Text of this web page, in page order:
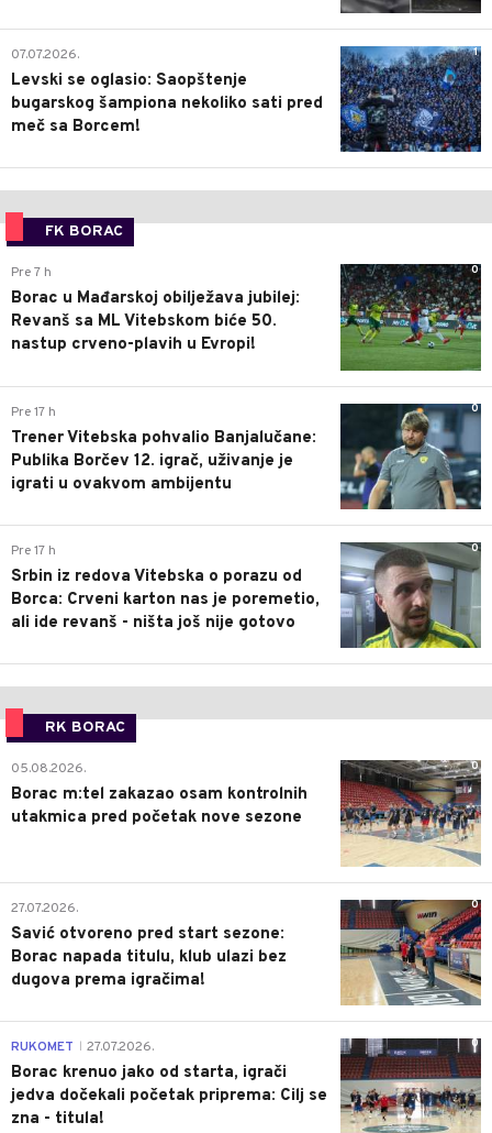
1
07.07.2026.
Levski se oglasio: Saopštenje
bugarskog šampiona nekoliko sati pred
meč sa Borcem!
FK BORAC
0
Pre 7 h
Borac u Mađarskoj obilježava jubilej:
Revanš sa ML Vitebskom biće 50.
nastup crveno-plavih u Evropi!
0
Pre 17 h
Trener Vitebska pohvalio Banjalučane:
Publika Borčev 12. igrač, uživanje je
igrati u ovakvom ambijentu
0
Pre 17 h
Srbin iz redova Vitebska o porazu od
Borca: Crveni karton nas je poremetio,
ali ide revanš - ništa još nije gotovo
RK BORAC
0
05.08.2026.
Borac m:tel zakazao osam kontrolnih
utakmica pred početak nove sezone
0
27.07.2026.
Savić otvoreno pred start sezone:
Borac napada titulu, klub ulazi bez
dugova prema igračima!
0
RUKOMET 27.07.2026.
Borac krenuo jako od starta, igrači
jedva dočekali početak priprema: Cilj se
zna - titula!